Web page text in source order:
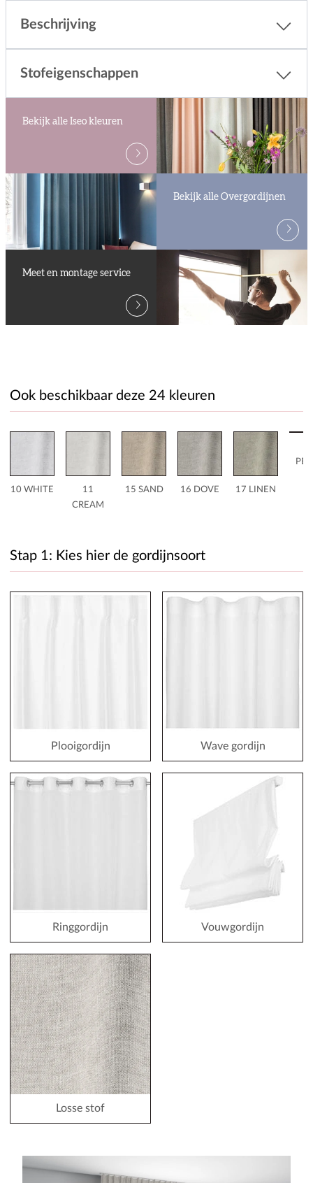
Beschrijving
Stofeigenschappen
Bekijk alle Iseo kleuren
Bekijk alle Overgordijnen
Meet en montage service
Ook beschikbaar deze 24 kleuren
10 WHITE
11
CREAM
15 SAND 16 DOVE 17 LINEN
Stap 1: Kies hier de gordijnsoort
Plooigordijn Wave gordijn
Ringgordijn Vouwgordijn
Losse stof